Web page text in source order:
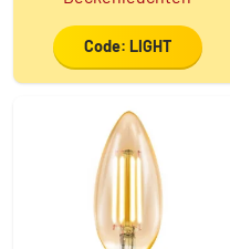
Code: LIGHT